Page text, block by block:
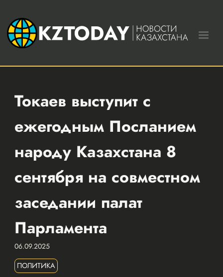
Токаев выступит с
ежегодным Посланием
народу Казахстана 8
сентября на совместном
заседании палат
Парламента
06.09.2025
ПОЛИТИКА